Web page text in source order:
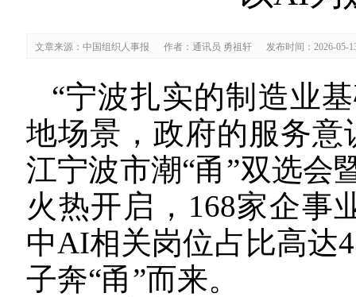
文章来源：中国组织人事报 作者：通讯员 勇祖轩 发布时间：2026-05-
“宁波扎实的制造业
地场景，政府的服务意
江宁波市潮“甬”双选会
火热开启，168家企事
中AI相关岗位占比高达
子奔“甬”而来。